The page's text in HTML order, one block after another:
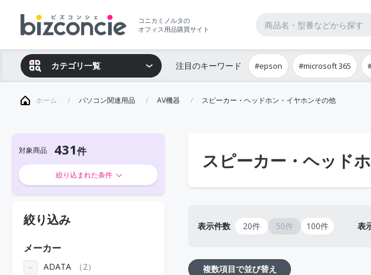
コニカミノルタの
オフィス用品購買サイト
カテゴリ一覧 注目のキーワード #epson #microsoft 365
ホーム パソコン関連用品 AV機器 スピーカー・ヘッドホン・イヤホンその他
スピーカー・ヘッド
表示件数 20件 50件 100件 表
複数項目で並び替え
対象商品 431
絞り込まれた条件
絞り込み
メーカー
ADATA
2